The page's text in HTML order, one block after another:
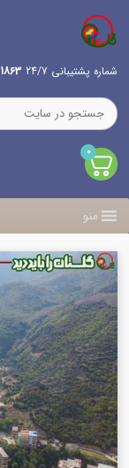
شماره پشتیبانی 24/7 1863 700 0911
0
منو